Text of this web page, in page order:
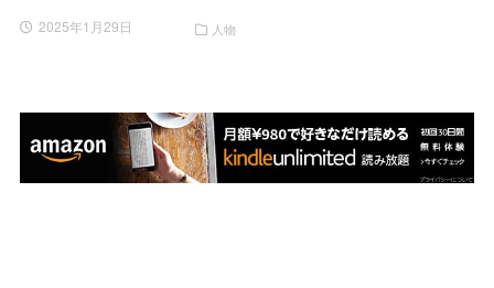
2025年1月29日 人物